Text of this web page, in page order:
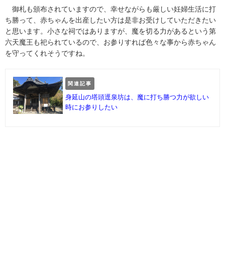
御札も頒布されていますので、幸せながらも厳しい妊婦生活に打
ち勝って、赤ちゃんを出産したい方は是非お受けしていただきたい
と思います。小さな祠ではありますが、魔を切る力があるという第
六天魔王も祀られているので、お参りすれば色々な事から赤ちゃん
を守ってくれそうですね。
関連記事
身延山の塔頭逕泉坊は、魔に打ち勝つ力が欲しい
時にお参りしたい